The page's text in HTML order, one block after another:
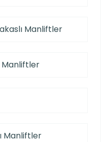
Manliftler
Manliftler
Manliftler